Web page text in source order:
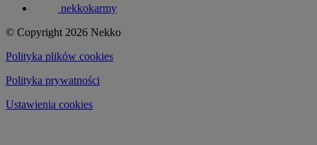
nekkokarmy
© Copyright 2026 Nekko
Polityka plików cookies
Polityka prywatności
Ustawienia cookies